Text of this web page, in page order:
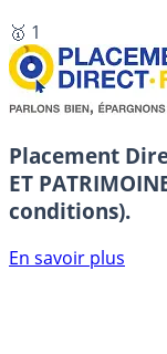
🥇 1
Placement
ET
conditions).
En savoir plus